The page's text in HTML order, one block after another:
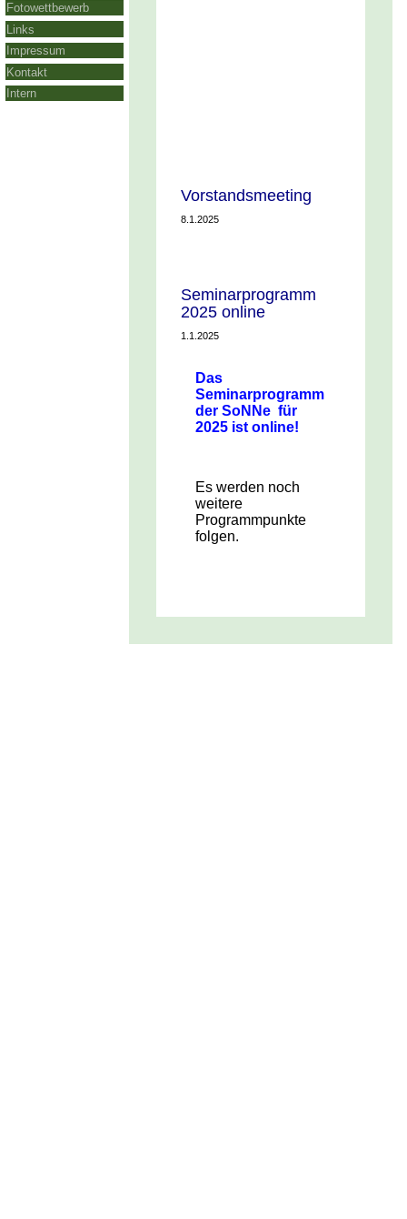
Fotowettbewerb
Links
Impressum
Kontakt
Intern
Vorstandsmeeting
8.1.2025
Seminarprogramm
2025 online
1.1.2025
Das
Seminarprogramm
der SoNNe für
2025 ist online!
Es werden noch
weitere
Programmpunkte
folgen.